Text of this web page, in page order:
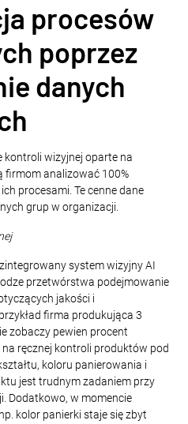
procesów
poprzez
danych
wizyjnej oparte na
firmom analizować 100%
procesami. Te cenne dane
grup w organizacji.
system wizyjny AI
przetwórstwa podejmowanie
jakości i
firma produkująca 3
zobaczy pewien procent
ręcznej kontroli produktów pod
koloru panierowania i
jest trudnym zadaniem przy
Dodatkowo, w momencie
kolor panierki staje się zbyt